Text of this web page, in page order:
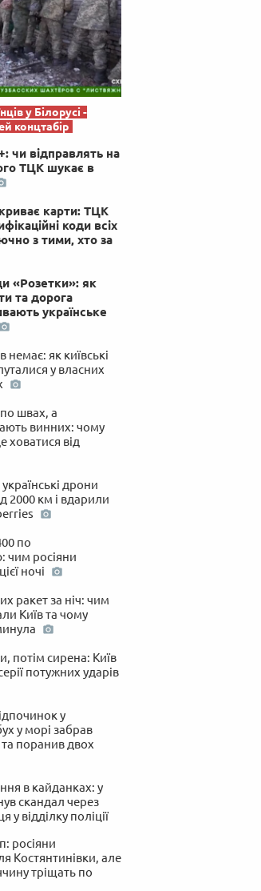
у Білорусі -
концтабір
чи відправлять на
ТЦК шукає в
карти: ТЦК
коди всіх
з тими, хто за
«Розетки»: як
та дорога
українське
немає: як київські
у власних
швах, а
винних: чому
ховатися від
дрони
2000 км і вдарили
по
росіяни
ночі
ракет за ніч: чим
Київ та чому
потім сирена: Київ
потужних ударів
у
у морі забрав
поранив двох
в кайданках: у
скандал через
у відділку поліції
росіяни
Костянтинівки, але
тріщать по